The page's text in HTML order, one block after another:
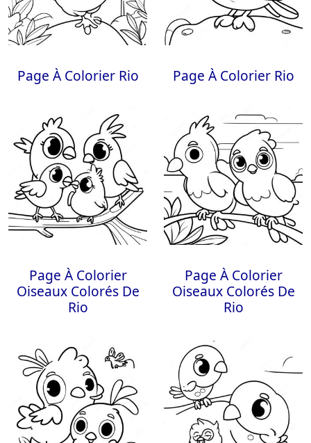
Page À Colorier Rio Page À Colorier Rio
Page À Colorier
Oiseaux Colorés De
Rio
Page À Colorier
Oiseaux Colorés De
Rio